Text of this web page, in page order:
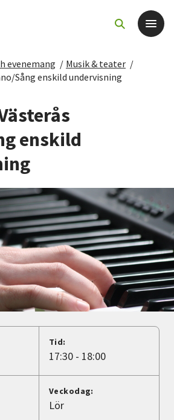
evenemang
evenemang / Musik & teater /
Sång enskild undervisning
enskild
Tid:
17:30 - 18:00
Veckodag:
Lör